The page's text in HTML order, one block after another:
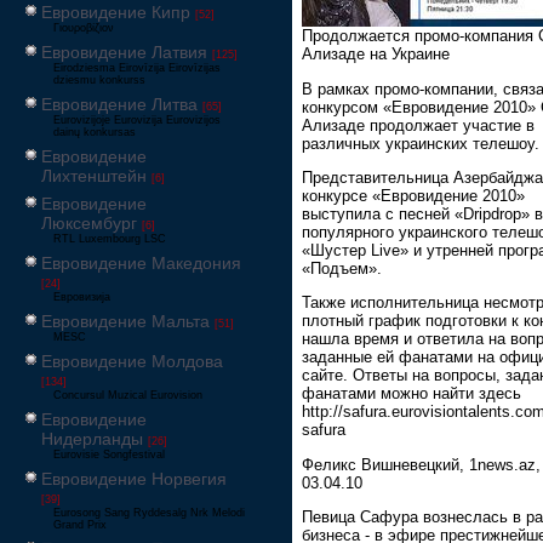
Евровидение Кипр [52]
Γιουροβίζιον
Евровидение Латвия [125]
Eirodziesma Eirovīzija Eirovīzijas
dziesmu konkurss
Евровидение Литва [65]
Eurovizijoje Eurovizija Eurovizijos
dainų konkursas
Евровидение
Лихтенштейн [6]
Евровидение
Люксембург [6]
RTL Luxembourg LSC
Евровидение Македония
[24]
Евровизија
Евровидение Мальта [51]
MESC
Евровидение Молдова
[134]
Concursul Muzical Eurovision
Евровидение
Нидерланды [26]
Eurovisie Songfestival
Евровидение Норвегия
[39]
Eurosong Sang Ryddesalg Nrk Melodi
Grand Prix
Продолжается промо-
Ализаде на Украине
В рамках промо-компании,
конкурсом «Евровидение
Ализаде продолжает участие в
различных украинских телешоу.
Представительница
конкурсе «Евровидение 2010»
выступила с песней «Dripdrop»
популярного украинского
«Шустер Live» и утренней
«Подъем».
Также исполнительница
плотный график подготовки к
нашла время и ответила на
заданные ей фанатами на
сайте. Ответы на вопросы,
фанатами можно найти здесь
http://
safura
Феликс Вишневецкий, 1news.az,
03.04.10
Певица Сафура вознеслась в
бизнеса - в эфире